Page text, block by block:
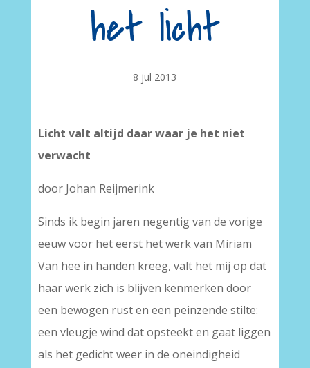
het licht
8 jul 2013
Licht valt altijd daar waar je het niet
verwacht
door Johan Reijmerink
Sinds ik begin jaren negentig van de vorige
eeuw voor het eerst het werk van Miriam
Van hee in handen kreeg, valt het mij op dat
haar werk zich is blijven kenmerken door
een bewogen rust en een peinzende stilte:
een vleugje wind dat opsteekt en gaat liggen
als het gedicht weer in de oneindigheid